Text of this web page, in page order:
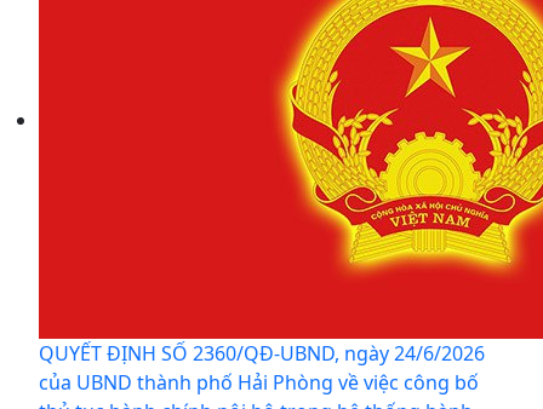
QUYẾT ĐỊNH SỐ 2360/QĐ-UBND, ngày 24/6/2026
của UBND thành phố Hải Phòng về việc công bố